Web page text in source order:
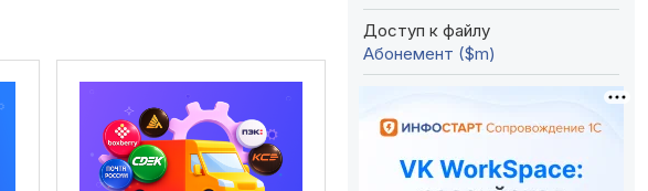
Доступ к файлу
Абонемент ($m)